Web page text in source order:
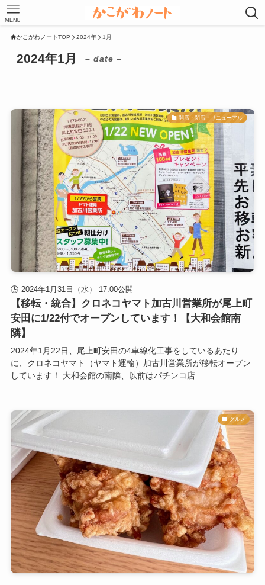
MENU
かこがわノートTOP 2024年 1月
2024年1月 – date –
開店・閉店・リニューアル
2024年1月31日（水） 17:00公開
【移転・統合】クロネコヤマト加古川営業所が尾上町
安田に1/22付でオープンしています！【大和会館南
隣】
2024年1月22日、尾上町安田の4車線化工事をしているあたり
に、クロネコヤマト（ヤマト運輸）加古川営業所が移転オープン
しています！ 大和会館の南隣、以前はパチンコ店...
グルメ